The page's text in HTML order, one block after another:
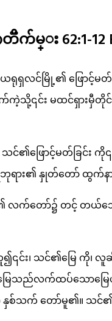
း 62:1-12
ရှလင်မြို့၏ ဖြောင့်မ
ကဲ့သို့၎င်း မထင်ရှားမှီ
င်၏ဖြောင့်မတ်ခြင်း
ဘုရား၏ နှုတ်တော် ထွက်
က်တော်၌ တင့် တယ်သော
င်း၊ သင်၏မြေ ကို၊ လူ
ေသည်လက်ထပ်သောမြေ
နှစ်သက် တော်မူ၏။ သ